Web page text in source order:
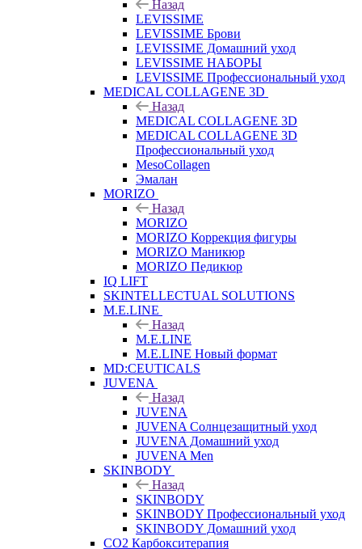
Назад
LEVISSIME
LEVISSIME Брови
LEVISSIME Домашний уход
LEVISSIME НАБОРЫ
LEVISSIME Профессиональный уход
MEDICAL COLLAGENE 3D
Назад
MEDICAL COLLAGENE 3D
MEDICAL COLLAGENE 3D
Профессиональный уход
MesoCollagen
Эмалан
MORIZO
Назад
MORIZO
MORIZO Коррекция фигуры
MORIZO Маникюр
MORIZO Педикюр
IQ LIFT
SKINTELLECTUAL SOLUTIONS
M.E.LINE
Назад
M.E.LINE
M.E.LINE Новый формат
MD:CEUTICALS
JUVENA
Назад
JUVENA
JUVENA Солнцезащитный уход
JUVENA Домашний уход
JUVENA Men
SKINBODY
Назад
SKINBODY
SKINBODY Профессиональный уход
SKINBODY Домашний уход
CO2 Карбокситерапия